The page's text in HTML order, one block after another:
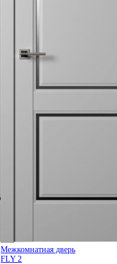
Межкомнатная дверь
FLY 2